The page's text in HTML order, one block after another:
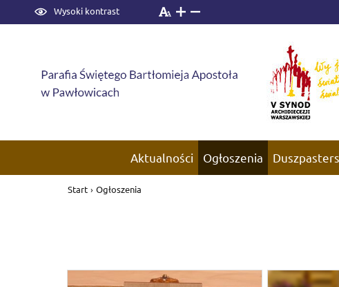
Wysoki kontrast
Aktualności Ogłoszenia
Start › Ogłoszenia